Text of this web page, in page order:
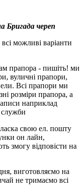
Бригада череп
можливі варіанти
прапора - пишіть! ми
вуличні прапори,
Всі прапори ми
розміри прапора, а
наприклад
служби
свою ел. пошту
он лайн,
змогу відповісти на
виготовляємо на
не тримаємо всі